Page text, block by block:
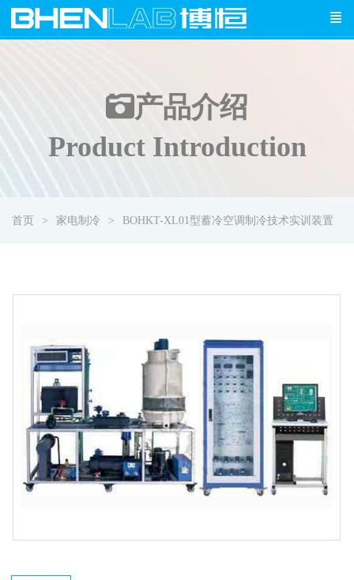
产品介绍
Product Introduction
首页 家电制冷 BOHKT-XL01型蓄冷空调制冷技术实训装置